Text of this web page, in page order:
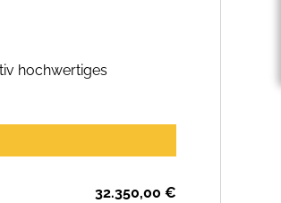
hochwertiges
32.350,00 €